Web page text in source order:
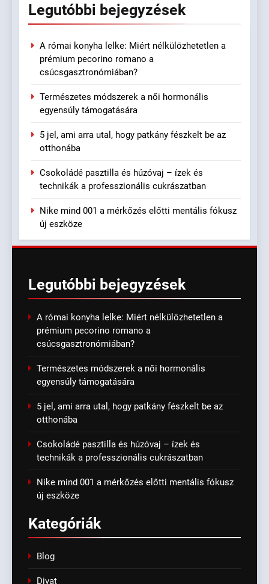
Legutóbbi bejegyzések
A római konyha lelke: Miért nélkülözhetetlen a
prémium pecorino romano a
csúcsgasztronómiában?
Természetes módszerek a női hormonális
egyensúly támogatására
5 jel, ami arra utal, hogy patkány fészkelt be az
otthonába
Csokoládé pasztilla és húzóvaj – ízek és
technikák a professzionális cukrászatban
Nike mind 001 a mérkőzés előtti mentális fókusz
új eszköze
Legutóbbi bejegyzések
A római konyha lelke: Miért nélkülözhetetlen a
prémium pecorino romano a
csúcsgasztronómiában?
Természetes módszerek a női hormonális
egyensúly támogatására
5 jel, ami arra utal, hogy patkány fészkelt be az
otthonába
Csokoládé pasztilla és húzóvaj – ízek és
technikák a professzionális cukrászatban
Nike mind 001 a mérkőzés előtti mentális fókusz
új eszköze
Kategóriák
Blog
Divat